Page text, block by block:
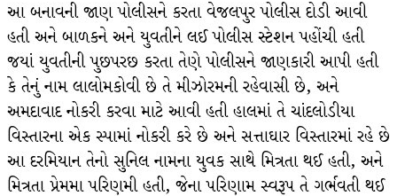
આ બનાવની જાણ પોલીસને કરતા વેજલપુર પોલીસ દોડી આવી
હતી અને બાળકને અને યુવતીને લઈ પોલીસ સ્ટેશન પહોંચી હતી
જયાં યુવતીની પુછપરછ કરતા તેણે પોલીસને જાણકારી આપી હતી
કે તેનું નામ લાલોમકોવી છે તે મીઝોરમની રહેવાસી છે, અને
અમદાવાદ નોકરી કરવા માટે આવી હતી હાલમાં તે ચાંદલોડીયા
વિસ્તારના એક સ્પામાં નોકરી કરે છે અને સત્તાઘાર વિસ્તારમાં રહે છે
આ દરમિયાન તેનો સુનિલ નામના યુવક સાથે મિત્રતા થઈ હતી, અને
મિત્રતા પ્રેમમા પરિણમી હતી, જેના પરિણામ સ્વરૂપ તે ગર્ભવતી થઈ